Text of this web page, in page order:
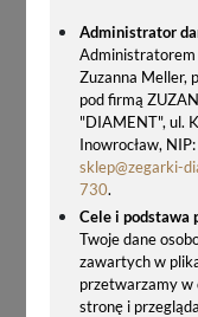
Administrator
Administratorem
Zuzanna Meller,
pod firmą
"DIAMENT", ul.
Inowrocław,
sklep@zegarki-
730.
Cele i podstawa
Twoje dane
zawartych w
przetwarzamy w
stronę i